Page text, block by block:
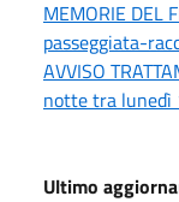
MEMORIE DEL
passeggiata-
AVVISO
notte tra lunedì
Ultimo